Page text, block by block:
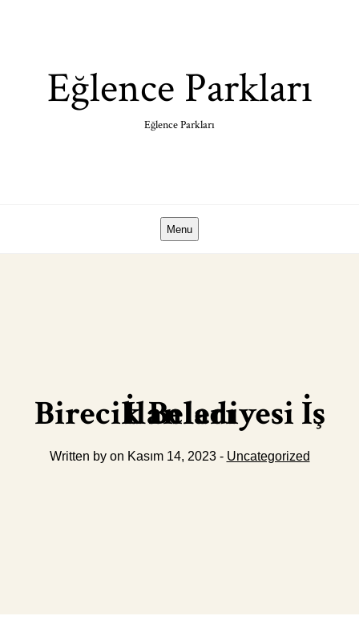
Eğlence Parkları
Eğlence Parkları
Menu
Birecik Belediyesi İş İlanları
Written by on Kasım 14, 2023 - Uncategorized